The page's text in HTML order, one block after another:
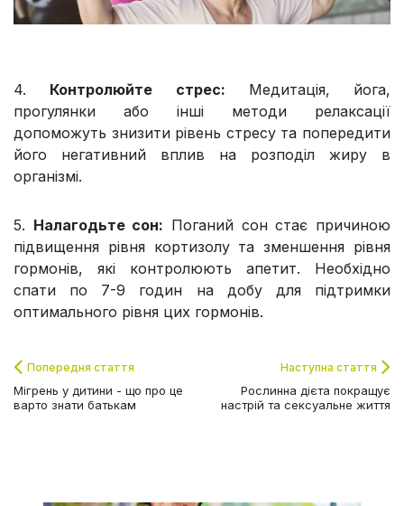
4. Контролюйте стрес: Медитація, йога,
прогулянки або інші методи релаксації
допоможуть знизити рівень стресу та попередити
його негативний вплив на розподіл жиру в
організмі.
5. Налагодьте сон: Поганий сон стає причиною
підвищення рівня кортизолу та зменшення рівня
гормонів, які контролюють апетит. Необхідно
спати по 7-9 годин на добу для підтримки
оптимального рівня цих гормонів.
Попередня стаття
Мігрень у дитини - що про це
варто знати батькам
Наступна стаття
Рослинна дієта покращує
настрій та сексуальне життя